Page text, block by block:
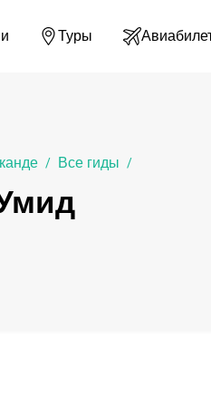
Туры
/ Все гиды /